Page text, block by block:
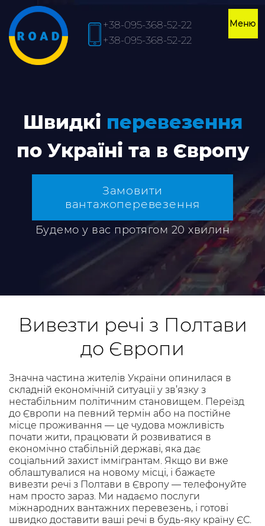
+38-095-368-52-22
+38-095-368-52-22
Швидкі перевезення
по Україні та в Європу
Замовити
вантажоперевезення
Будемо у вас протягом 20 хвилин
Вивезти речі з Полтави
до Європи
Значна частина жителів України опинилася в
складній економічній ситуації у зв’язку з
нестабільним політичним становищем. Переїзд
до Європи на певний термін або на постійне
місце проживання — це чудова можливість
почати жити, працювати й розвиватися в
економічно стабільній державі, яка дає
соціальний захист іммігрантам. Якщо ви вже
облаштувалися на новому місці, і бажаєте
вивезти речі з Полтави в Європу — телефонуйте
нам просто зараз. Ми надаємо послуги
міжнародних вантажних перевезень, і готові
швидко доставити ваші речі в будь-яку країну ЄС.